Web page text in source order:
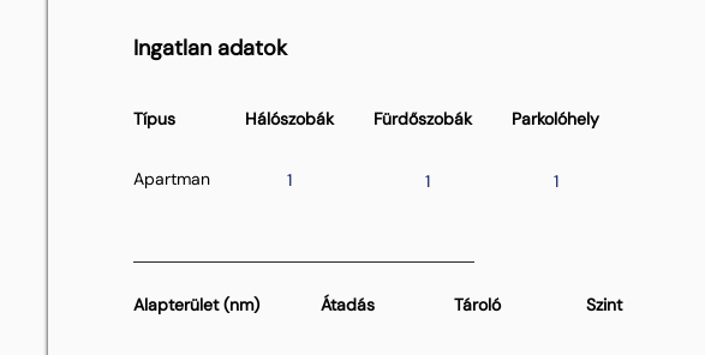
Ingatlan adatok
Típus Hálószobák
Apartman 1
Fürdőszobák
1
Parkolóhely
1
Alapterület (nm) Átadás Tároló Szint